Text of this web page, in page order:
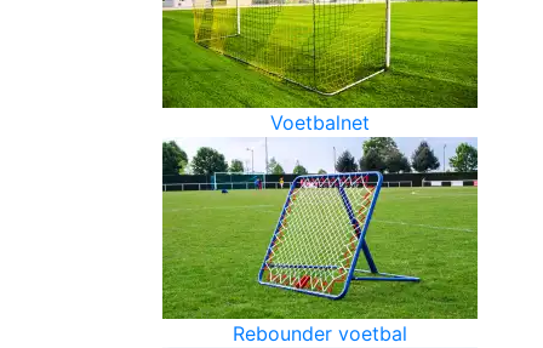
Voetbalnet
Rebounder voetbal